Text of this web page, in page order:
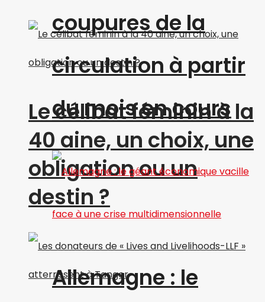
Le célibat féminin à la
40 aine, un choix, une
obligation ou un
destin ?
coupures de la
circulation à partir
du mois en cours
Allemagne : le